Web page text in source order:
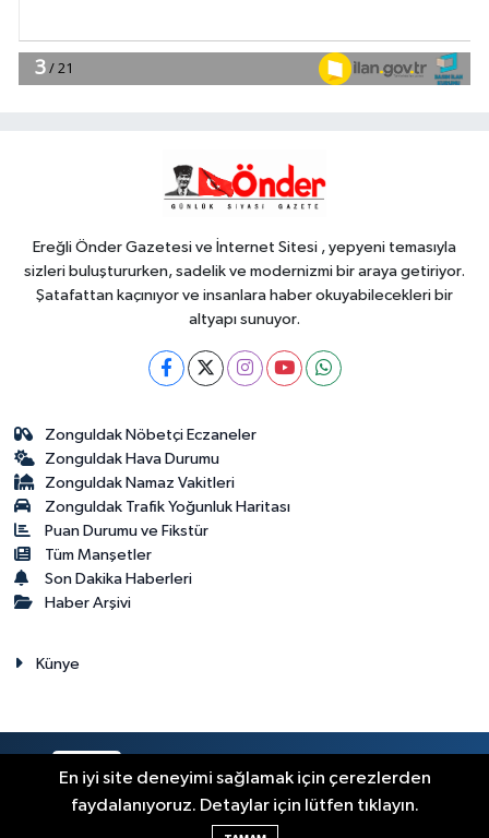
19:00
coşku
Ereğli Önder Gazetesi ve İnternet Sitesi , yepyeni temasıyla
sizleri buluştururken, sadelik ve modernizmi bir araya getiriyor.
Şatafattan kaçınıyor ve insanlara haber okuyabilecekleri bir
altyapı sunuyor.
Zonguldak Nöbetçi Eczaneler
Zonguldak Hava Durumu
Zonguldak Namaz Vakitleri
Zonguldak Trafik Yoğunluk Haritası
Puan Durumu ve Fikstür
Tüm Manşetler
Son Dakika Haberleri
Haber Arşivi
Künye
En iyi site deneyimi sağlamak için çerezlerden
faydalanıyoruz. Detaylar için lütfen tıklayın.